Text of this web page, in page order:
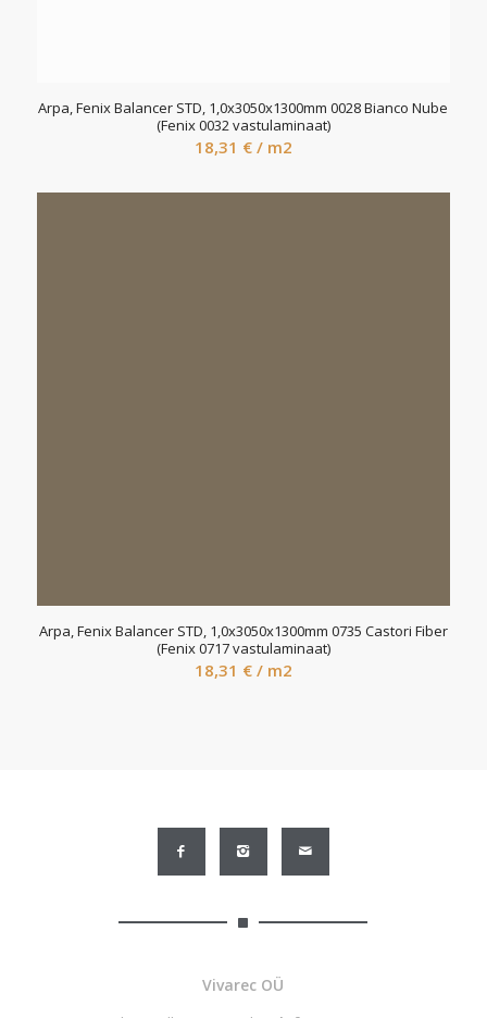
Arpa, Fenix Balancer STD, 1,0x3050x1300mm 0028 Bianco Nube
(Fenix 0032 vastulaminaat)
18,31 € / m2
Arpa, Fenix Balancer STD, 1,0x3050x1300mm 0735 Castori Fiber
(Fenix 0717 vastulaminaat)
18,31 € / m2
Vivarec OÜ